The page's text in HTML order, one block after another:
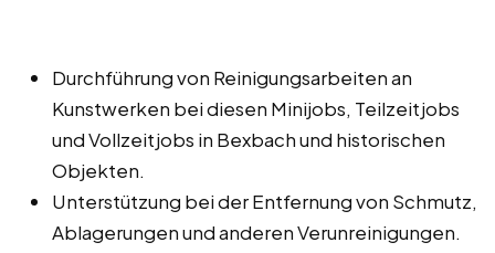
Durchführung von Reinigungsarbeiten an
Kunstwerken bei diesen Minijobs, Teilzeitjobs
und Vollzeitjobs in Bexbach und historischen
Objekten.
Unterstützung bei der Entfernung von Schmutz,
Ablagerungen und anderen Verunreinigungen.